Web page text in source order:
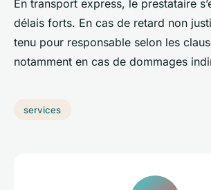
En transport express, le prestataire
délais forts. En cas de retard non
tenu pour responsable selon les
notamment en cas de dommages
services